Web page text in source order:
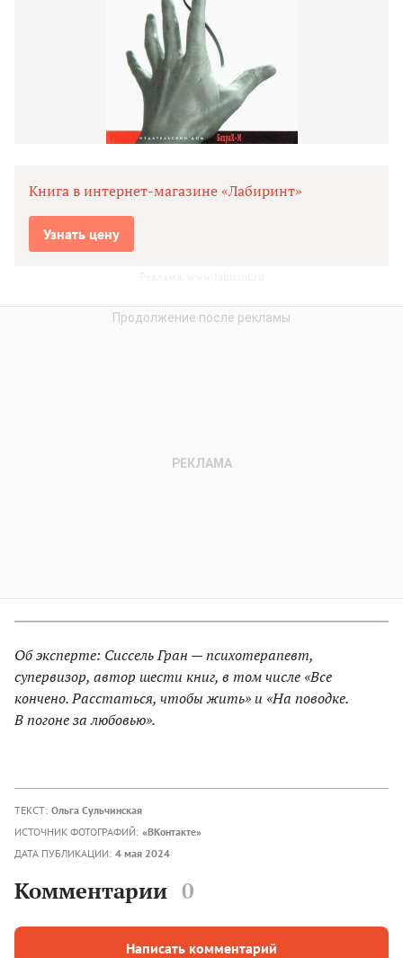
Книга в интернет-магазине «Лабиринт»
Узнать цену
Об эксперте: Сиссель Гран — психотерапевт,
супервизор, автор шести книг, в том числе «Все
кончено. Расстаться, чтобы жить» и «На поводке.
В погоне за любовью».
ТЕКСТ: Ольга Сульчинская
ИСТОЧНИК ФОТОГРАФИЙ: «ВКонтакте»
ДАТА ПУБЛИКАЦИИ: 4 мая 2024
Комментарии 0
Написать комментарий